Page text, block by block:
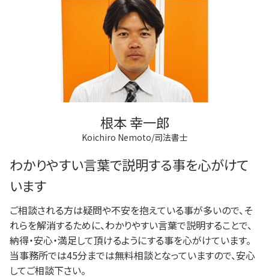
根本 幸一郎
Koichiro Nemoto/司法書士
わかりやすい言葉で説明する事を心がけて
います
ご相談される方は疑問や不安を抱えている事が多いので、そ
れらを解消するために、わかりやすい言葉で説明することで、
納得・安心・満足して頂けるようにする事を心がけています。
当事務所では45分までは無料相談となっていますので、安心
してご相談下さい。